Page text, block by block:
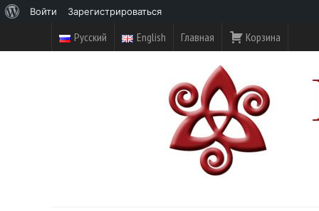
Русский English Главная Корзина
WordPress
Войти Зарегистрироваться